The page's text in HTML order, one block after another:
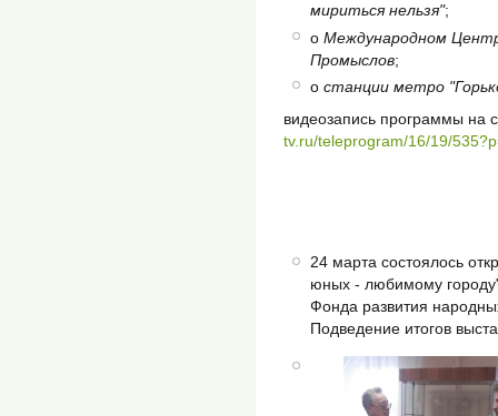
мириться нельзя";
о Международном
Промыслов;
о станции метро
видеозапись программы на
tv.ru/teleprogram/16/19/
24 марта состоялось
юных - любимому
Фонда развития
Подведение итогов